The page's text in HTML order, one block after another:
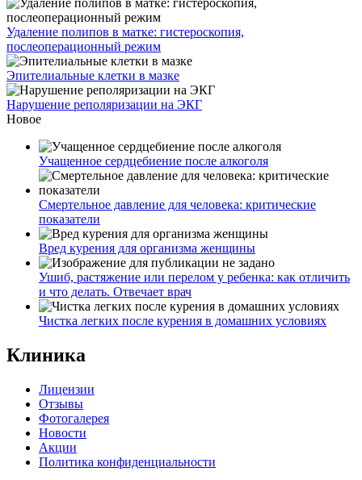
Удаление полипов в матке: гистероскопия,
послеоперационный режим
Эпителиальные клетки в мазке
Нарушение реполяризации на ЭКГ
Новое
Учащенное сердцебиение после алкоголя
Смертельное давление для человека: критические
показатели
Вред курения для организма женщины
Ушиб, растяжение или перелом у ребенка: как отличить
и что делать. Отвечает врач
Чистка легких после курения в домашних условиях
Клиника
Лицензии
Отзывы
Фотогалерея
Новости
Акции
Политика конфиденциальности